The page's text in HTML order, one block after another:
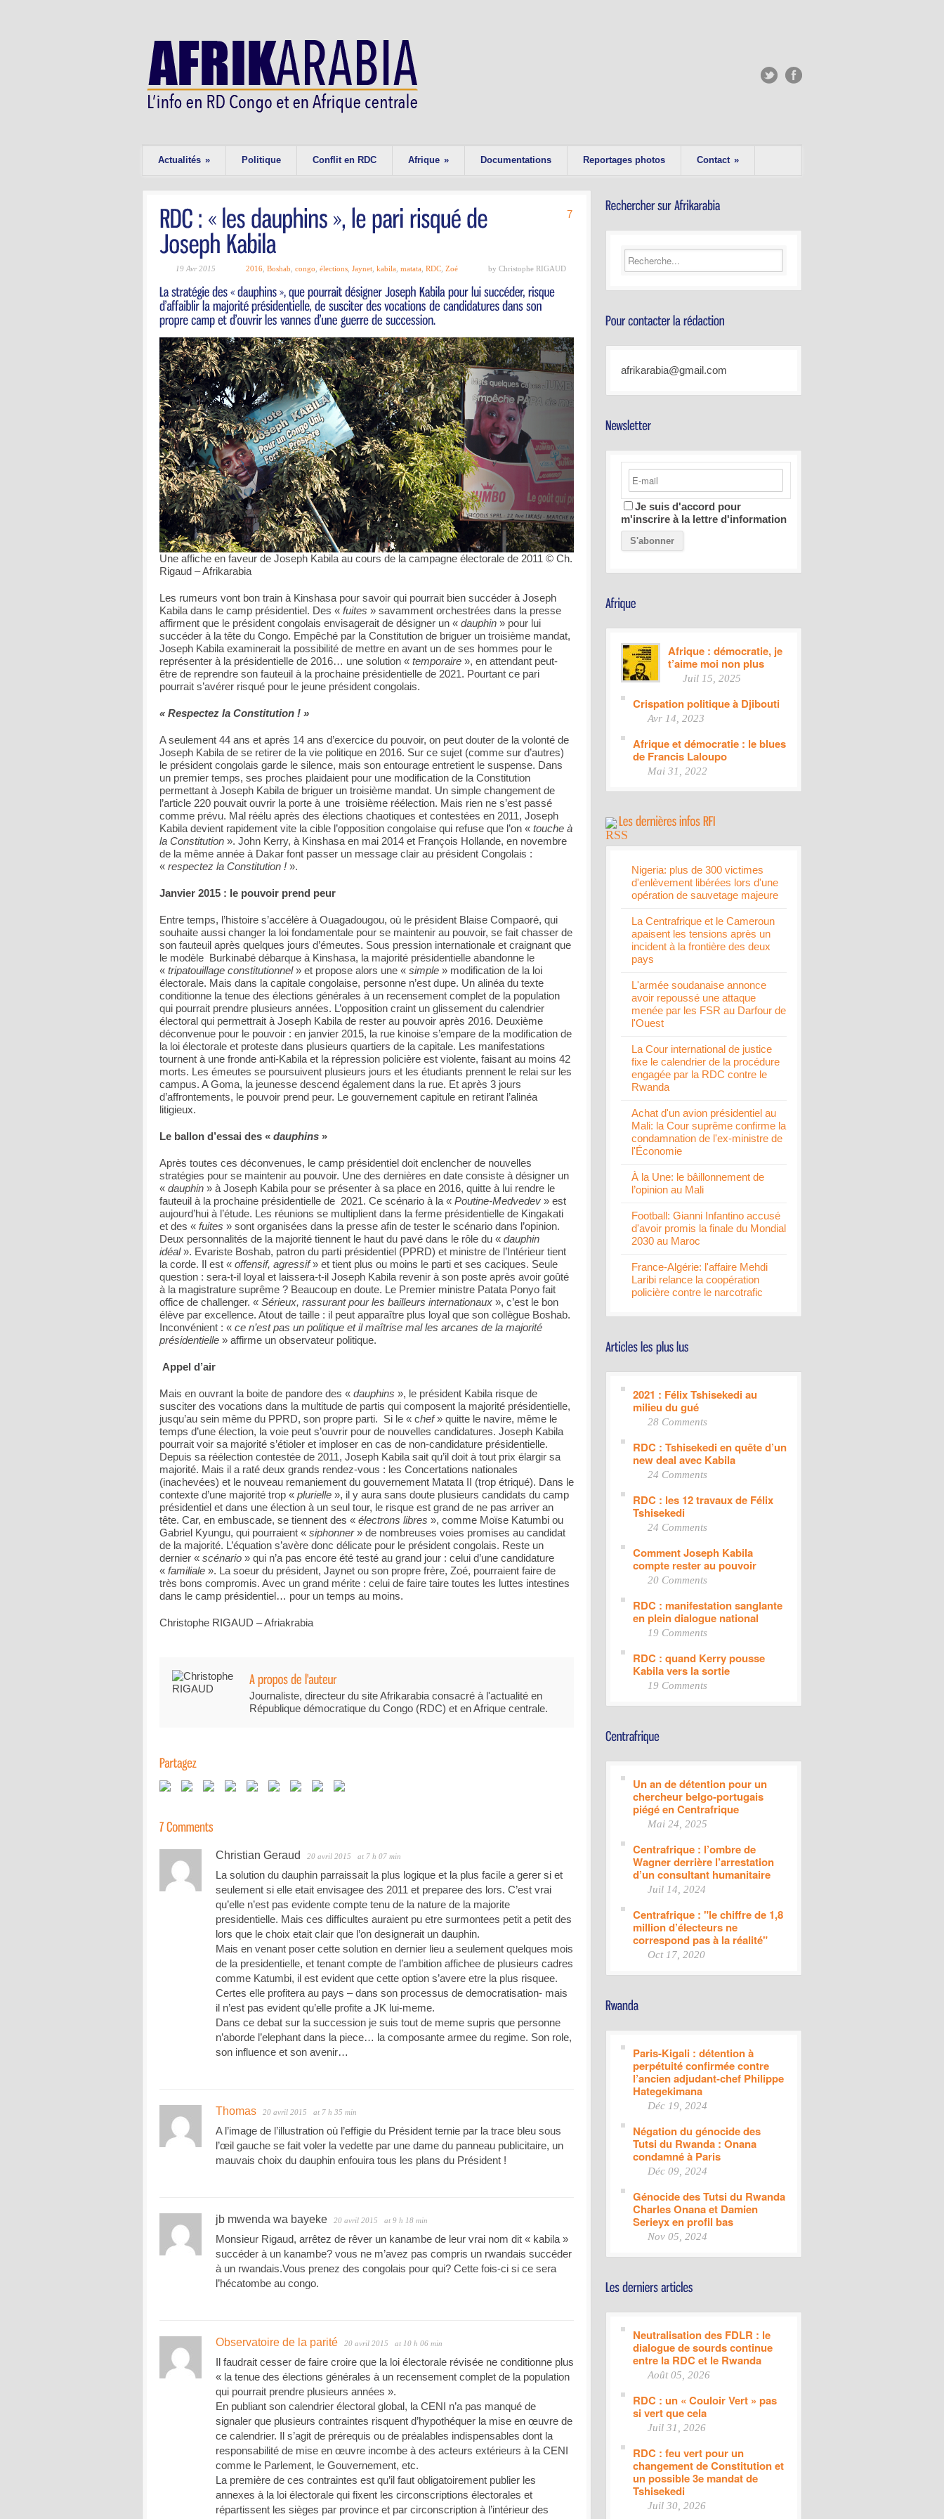
Actualités » Politique Conflit en RDC Afrique » Documentations Reportages photos Contact »
7
19 Avr 2015 2016 Boshab congo élections Jaynet kabila matata RDC Zoé by Christophe RIGAUD
Une affiche en faveur de Joseph Kabila au cours de la campagne électorale de 2011 © Ch.
Rigaud – Afrikarabia
Les rumeurs vont bon train à Kinshasa pour savoir qui pourrait bien succéder à Joseph
Kabila dans le camp présidentiel. Des « fuites » savamment orchestrées dans la presse
affirment que le président congolais envisagerait de désigner un « dauphin » pour lui
succéder à la tête du Congo. Empêché par la Constitution de briguer un troisième mandat,
Joseph Kabila examinerait la possibilité de mettre en avant un de ses hommes pour le
représenter à la présidentielle de 2016… une solution « temporaire », en attendant peut-
être de reprendre son fauteuil à la prochaine présidentielle de 2021. Pourtant ce pari
pourrait s’avérer risqué pour le jeune président congolais.
« Respectez la Constitution ! »
A seulement 44 ans et après 14 ans d’exercice du pouvoir, on peut douter de la volonté de
Joseph Kabila de se retirer de la vie politique en 2016. Sur ce sujet (comme sur d’autres)
le président congolais garde le silence, mais son entourage entretient le suspense. Dans
un premier temps, ses proches plaidaient pour une modification de la Constitution
permettant à Joseph Kabila de briguer un troisième mandat. Un simple changement de
l’article 220 pouvait ouvrir la porte à une troisième réélection. Mais rien ne s’est passé
comme prévu. Mal réélu après des élections chaotiques et contestées en 2011, Joseph
Kabila devient rapidement vite la cible l’opposition congolaise qui refuse que l’on « touche à
la Constitution ». John Kerry, à Kinshasa en mai 2014 et François Hollande, en novembre
de la même année à Dakar font passer un message clair au président Congolais :
« respectez la Constitution ! ».
Janvier 2015 : le pouvoir prend peur
Entre temps, l’histoire s’accélère à Ouagadougou, où le président Blaise Compaoré, qui
souhaite aussi changer la loi fondamentale pour se maintenir au pouvoir, se fait chasser de
son fauteuil après quelques jours d’émeutes. Sous pression internationale et craignant que
le modèle Burkinabé débarque à Kinshasa, la majorité présidentielle abandonne le
« tripatouillage constitutionnel» et propose alors une « simple » modification de la loi
électorale. Mais dans la capitale congolaise, personne n’est dupe. Un alinéa du texte
conditionne la tenue des élections générales à un recensement complet de la population
qui pourrait prendre plusieurs années. L’opposition craint un glissement du calendrier
électoral qui permettrait à Joseph Kabila de rester au pouvoir après 2016. Deuxième
déconvenue pour le pouvoir : en janvier 2015, la rue kinoise s’empare de la modification de
la loi électorale et proteste dans plusieurs quartiers de la capitale. Les manifestations
tournent à une fronde anti-Kabila et la répression policière est violente, faisant au moins 42
morts. Les émeutes se poursuivent plusieurs jours et les étudiants prennent le relai sur les
campus. A Goma, la jeunesse descend également dans la rue. Et après 3 jours
d’affrontements, le pouvoir prend peur. Le gouvernement capitule en retirant l’alinéa
litigieux.
Le ballon d’essai des « dauphins »
Après toutes ces déconvenues, le camp présidentiel doit enclencher de nouvelles
stratégies pour se maintenir au pouvoir. Une des dernières en date consiste à désigner un
« dauphin » à Joseph Kabila pour se présenter à sa place en 2016, quitte à lui rendre le
fauteuil à la prochaine présidentielle de 2021. Ce scénario à la « Poutine-Medvedev » est
aujourd’hui à l’étude. Les réunions se multiplient dans la ferme présidentielle de Kingakati
et des « fuites » sont organisées dans la presse afin de tester le scénario dans l’opinion.
Deux personnalités de la majorité tiennent le haut du pavé dans le rôle du « dauphin
idéal». Evariste Boshab, patron du parti présidentiel (PPRD) et ministre de l’Intérieur tient
la corde. Il est « offensif, agressif» et tient plus ou moins le parti et ses caciques. Seule
question : sera-t-il loyal et laissera-t-il Joseph Kabila revenir à son poste après avoir goûté
à la magistrature suprême ? Beaucoup en doute. Le Premier ministre Patata Ponyo fait
office de challenger. « Sérieux, rassurant pour les bailleurs internationaux », c’est le bon
élève par excellence. Atout de taille : il peut apparaître plus loyal que son collègue Boshab.
Inconvénient : « ce n’est pas un politique et il maîtrise mal les arcanes de la majorité
présidentielle » affirme un observateur politique.
Appel d’air
Mais en ouvrant la boite de pandore des « dauphins », le président Kabila risque de
susciter des vocations dans la multitude de partis qui composent la majorité présidentielle,
jusqu’au sein même du PPRD, son propre parti. Si le « chef» quitte le navire, même le
temps d’une élection, la voie peut s’ouvrir pour de nouvelles candidatures. Joseph Kabila
pourrait voir sa majorité s’étioler et imploser en cas de non-candidature présidentielle.
Depuis sa réélection contestée de 2011, Joseph Kabila sait qu’il doit à tout prix élargir sa
majorité. Mais il a raté deux grands rendez-vous : les Concertations nationales
(inachevées) et le nouveau remaniement du gouvernement Matata II (trop étriqué). Dans le
contexte d’une majorité trop « plurielle », il y aura sans doute plusieurs candidats du camp
présidentiel et dans une élection à un seul tour, le risque est grand de ne pas arriver an
tête. Car, en embuscade, se tiennent des « électrons libres », comme Moïse Katumbi ou
Gabriel Kyungu, qui pourraient « siphonner» de nombreuses voies promises au candidat
de la majorité. L’équation s’avère donc délicate pour le président congolais. Reste un
dernier « scénario » qui n’a pas encore été testé au grand jour : celui d’une candidature
« familiale ». La soeur du président, Jaynet ou son propre frère, Zoé, pourraient faire de
très bons compromis. Avec un grand mérite : celui de faire taire toutes les luttes intestines
dans le camp présidentiel… pour un temps au moins.
Christophe RIGAUD – Afriakrabia
Journaliste, directeur du site Afrikarabia consacré à l'actualité en
République démocratique du Congo (RDC) et en Afrique centrale.
Christian Geraud 20 avril 2015 at 7 h 07 min
La solution du dauphin parraissait la plus logique et la plus facile a gerer si et
seulement si elle etait envisagee des 2011 et preparee des lors. C’est vrai
qu’elle n’est pas evidente compte tenu de la nature de la majorite
presidentielle. Mais ces difficultes auraient pu etre surmontees petit a petit des
lors que le choix etait clair que l’on designerait un dauphin.
Mais en venant poser cette solution en dernier lieu a seulement quelques mois
de la presidentielle, et tenant compte de l’ambition affichee de plusieurs cadres
comme Katumbi, il est evident que cette option s’avere etre la plus risquee.
Certes elle profitera au pays – dans son processus de democratisation- mais
il n’est pas evident qu’elle profite a JK lui-meme.
Dans ce debat sur la succession je suis tout de meme supris que personne
n’aborde l’elephant dans la piece… la composante armee du regime. Son role,
son influence et son avenir…
Thomas 20 avril 2015 at 7 h 35 min
A l’image de l’illustration où l’effigie du Président ternie par la trace bleu sous
l’œil gauche se fait voler la vedette par une dame du panneau publicitaire, un
mauvais choix du dauphin enfouira tous les plans du Président !
jb mwenda wa bayeke 20 avril 2015 at 9 h 18 min
Monsieur Rigaud, arrêtez de rêver un kanambe de leur vrai nom dit « kabila »
succéder à un kanambe? vous ne m’avez pas compris un rwandais succéder
à un rwandais.Vous prenez des congolais pour qui? Cette fois-ci si ce sera
l’hécatombe au congo.
Observatoire de la parité 20 avril 2015 at 10 h 06 min
Il faudrait cesser de faire croire que la loi électorale révisée ne conditionne plus
« la tenue des élections générales à un recensement complet de la population
qui pourrait prendre plusieurs années ».
En publiant son calendrier électoral global, la CENI n’a pas manqué de
signaler que plusieurs contraintes risquent d’hypothéquer la mise en œuvre de
ce calendrier. Il s’agit de prérequis ou de préalables indispensables dont la
responsabilité de mise en œuvre incombe à des acteurs extérieurs à la CENI
comme le Parlement, le Gouvernement, etc.
La première de ces contraintes est qu’il faut obligatoirement publier les
annexes à la loi électorale qui fixent les circonscriptions électorales et
répartissent les sièges par province et par circonscription à l’intérieur des
afrikarabia@gmail.com
Je suis d'accord pour
m'inscrire à la lettre d'information
Afrique : démocratie, je
t’aime moi non plus
Juil 15, 2025
Crispation politique à Djibouti
Avr 14, 2023
Afrique et démocratie : le blues
de Francis Laloupo
Mai 31, 2022
Nigeria: plus de 300 victimes
d'enlèvement libérées lors d'une
opération de sauvetage majeure
La Centrafrique et le Cameroun
apaisent les tensions après un
incident à la frontière des deux
pays
L'armée soudanaise annonce
avoir repoussé une attaque
menée par les FSR au Darfour de
l'Ouest
La Cour international de justice
fixe le calendrier de la procédure
engagée par la RDC contre le
Rwanda
Achat d'un avion présidentiel au
Mali: la Cour suprême confirme la
condamnation de l'ex-ministre de
l'Économie
À la Une: le bâillonnement de
l’opinion au Mali
Football: Gianni Infantino accusé
d'avoir promis la finale du Mondial
2030 au Maroc
France-Algérie: l'affaire Mehdi
Laribi relance la coopération
policière contre le narcotrafic
2021 : Félix Tshisekedi au
milieu du gué
28 Comments
RDC : Tshisekedi en quête d’un
new deal avec Kabila
24 Comments
RDC : les 12 travaux de Félix
Tshisekedi
24 Comments
Comment Joseph Kabila
compte rester au pouvoir
20 Comments
RDC : manifestation sanglante
en plein dialogue national
19 Comments
RDC : quand Kerry pousse
Kabila vers la sortie
19 Comments
Un an de détention pour un
chercheur belgo-portugais
piégé en Centrafrique
Mai 24, 2025
Centrafrique : l’ombre de
Wagner derrière l’arrestation
d’un consultant humanitaire
Juil 14, 2024
Centrafrique : "le chiffre de 1,8
million d’électeurs ne
correspond pas à la réalité"
Oct 17, 2020
Paris-Kigali : détention à
perpétuité confirmée contre
l’ancien adjudant-chef Philippe
Hategekimana
Déc 19, 2024
Négation du génocide des
Tutsi du Rwanda : Onana
condamné à Paris
Déc 09, 2024
Génocide des Tutsi du Rwanda
Charles Onana et Damien
Serieyx en profil bas
Nov 05, 2024
Neutralisation des FDLR : le
dialogue de sourds continue
entre la RDC et le Rwanda
Août 05, 2026
RDC : un « Couloir Vert » pas
si vert que cela
Juil 31, 2026
RDC : feu vert pour un
changement de Constitution et
un possible 3e mandat de
Tshisekedi
Juil 30, 2026